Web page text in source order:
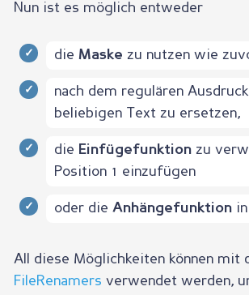
Nun ist es möglich entweder
die Maske zu nutzen wie
nach dem regulären Ausdruck
beliebigen Text zu ersetzen,
die Einfügefunktion zu
Position 1 einzufügen
oder die Anhängefunktion
All diese Möglichkeiten können mit
FileRenamers verwendet werden,